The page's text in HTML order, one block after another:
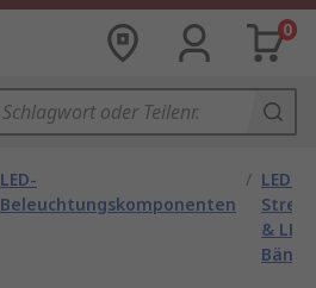
0
LED-
Beleuchtungskomponenten
/ LED-
& LED-